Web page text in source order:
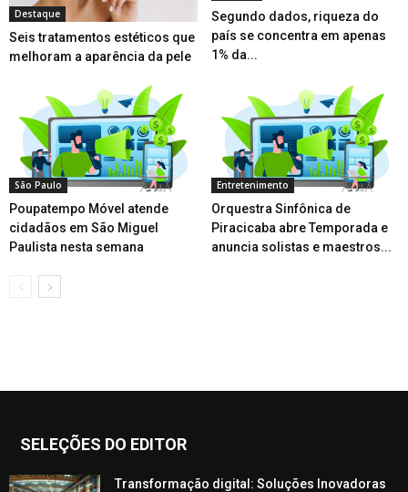
Destaque
Seis tratamentos estéticos que
melhoram a aparência da pele
Segundo dados, riqueza do
país se concentra em apenas
1% da...
São Paulo
Poupatempo Móvel atende
cidadãos em São Miguel
Paulista nesta semana
Entretenimento
Orquestra Sinfônica de
Piracicaba abre Temporada e
anuncia solistas e maestros...
SELEÇÕES DO EDITOR
Transformação digital: Soluções Inovadoras